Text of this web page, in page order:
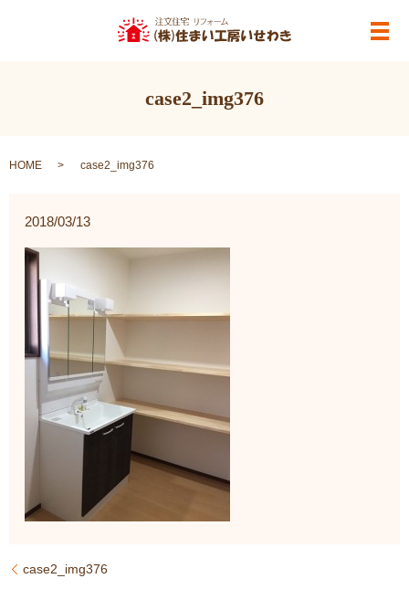
メ
case2_img376
HOME case2_img376
2018/03/13
case2_img376